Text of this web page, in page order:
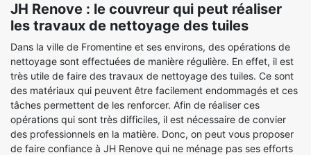
JH Renove : le couvreur qui peut réaliser
les travaux de nettoyage des tuiles
Dans la ville de Fromentine et ses environs, des opérations de
nettoyage sont effectuées de manière régulière. En effet, il est
très utile de faire des travaux de nettoyage des tuiles. Ce sont
des matériaux qui peuvent être facilement endommagés et ces
tâches permettent de les renforcer. Afin de réaliser ces
opérations qui sont très difficiles, il est nécessaire de convier
des professionnels en la matière. Donc, on peut vous proposer
de faire confiance à JH Renove qui ne ménage pas ses efforts